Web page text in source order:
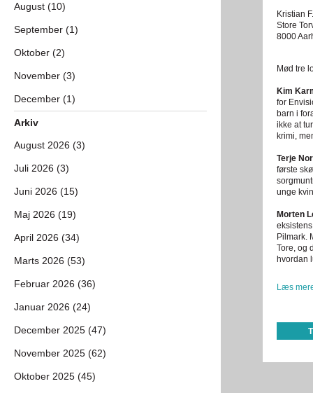
Kristian
Store
8000
Mød tre
Kim
for
barn i
ikke at
krimi,
Terje
første
unge
Morten
Pilmark.
Tore, og
hvordan
Læs
August (10)
September (1)
Oktober (2)
November (3)
December (1)
Arkiv
August 2026 (3)
Juli 2026 (3)
Juni 2026 (15)
Maj 2026 (19)
April 2026 (34)
Marts 2026 (53)
Februar 2026 (36)
Januar 2026 (24)
December 2025 (47)
November 2025 (62)
Oktober 2025 (45)